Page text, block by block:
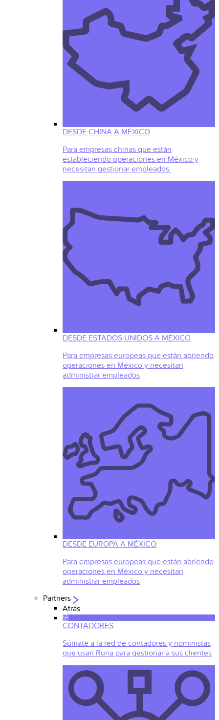
DESDE CHINA A MÉXICO
Para empresas chinas que están
estableciendo operaciones en México y
necesitan gestionar empleados.
DESDE ESTADOS UNIDOS A MÉXICO
Para empresas europeas que están abriendo
operaciones en México y necesitan
administrar empleados
DESDE EUROPA A MÉXICO
Para empresas europeas que están abriendo
operaciones en México y necesitan
administrar empleados
Partners
Atrás
CONTADORES
Súmate a la red de contadores y noministas
que usan Runa para gestionar a sus clientes